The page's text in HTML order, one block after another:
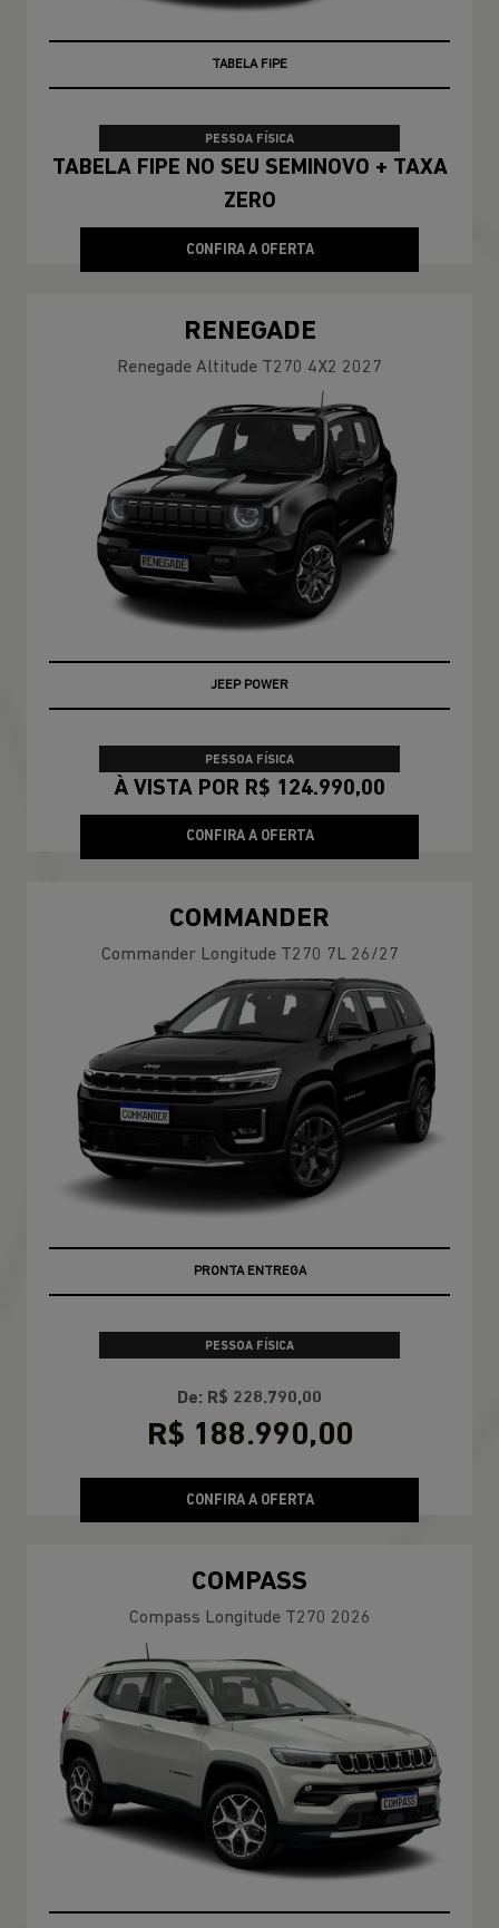
TAXA ZERO
PESSOA FÍSICA
TABELA FIPE NO SEU SEMINOVO + TAXA
ZERO
CONFIRA A OFERTA
RENEGADE
Renegade Altitude T270 4X2 2027
JEEP POWER
PESSOA FÍSICA
À VISTA POR R$ 124.990,00
CONFIRA A OFERTA
COMMANDER
Commander Longitude T270 7L 26/27
PRONTA ENTREGA
PESSOA FÍSICA
De: R$ 228.790,00
R$ 188.990,00
CONFIRA A OFERTA
COMPASS
Compass Longitude T270 2026